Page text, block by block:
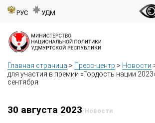
РУС УДМ
Главная страница > Пресс-центр > Новости
для участия в премии «Гордость нации
сентября
30 августа 2023 Новости